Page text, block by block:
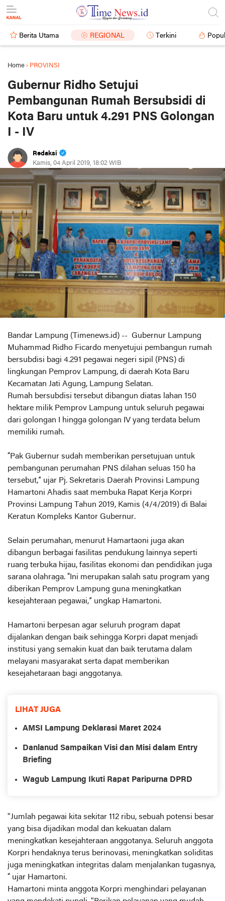
Berita Utama REGIONAL Terkini
Home › PROVINSI
Gubernur Ridho Setujui
Pembangunan Rumah Bersubsidi di
Kota Baru untuk 4.291 PNS Golongan
I - IV
Redaksi
Kamis, 04 April 2019, 18:02 WIB
Bandar Lampung (Timenews.id) -- Gubernur Lampung
Muhammad Ridho Ficardo menyetujui pembangun rumah
bersubdisi bagi 4.291 pegawai negeri sipil (PNS) di
lingkungan Pemprov Lampung, di daerah Kota Baru
Kecamatan Jati Agung, Lampung Selatan.
Rumah bersubdisi tersebut dibangun diatas lahan 150
hektare milik Pemprov Lampung untuk seluruh pegawai
dari golongan I hingga golongan IV yang terdata belum
memiliki rumah.
“Pak Gubernur sudah memberikan persetujuan untuk
pembangunan perumahan PNS dilahan seluas 150 ha
tersebut,” ujar Pj. Sekretaris Daerah Provinsi Lampung
Hamartoni Ahadis saat membuka Rapat Kerja Korpri
Provinsi Lampung Tahun 2019, Kamis (4/4/2019) di Balai
Keratun Kompleks Kantor Gubernur.
Selain perumahan, menurut Hamartaoni juga akan
dibangun berbagai fasilitas pendukung lainnya seperti
ruang terbuka hijau, fasilitas ekonomi dan pendidikan juga
sarana olahraga. “Ini merupakan salah satu program yang
diberikan Pemprov Lampung guna meningkatkan
kesejahteraan pegawai,” ungkap Hamartoni.
Hamartoni berpesan agar seluruh program dapat
dijalankan dengan baik sehingga Korpri dapat menjadi
institusi yang semakin kuat dan baik terutama dalam
melayani masyarakat serta dapat memberikan
kesejahetaraan bagi anggotanya.
LIHAT JUGA
AMSI Lampung Deklarasi Maret 2024
Danlanud Sampaikan Visi dan Misi dalam Entry
Briefing
Wagub Lampung Ikuti Rapat Paripurna DPRD
"Jumlah pegawai kita sekitar 112 ribu, sebuah potensi besar
yang bisa dijadikan modal dan kekuatan dalam
meningkatkan kesejahteraan anggotanya. Seluruh anggota
Korpri hendaknya terus berinovasi, meningkatkan soliditas
juga meningkatkan integritas dalam menjalankan tugasnya,
“ ujar Hamartoni.
Hamartoni minta anggota Korpri menghindari pelayanan